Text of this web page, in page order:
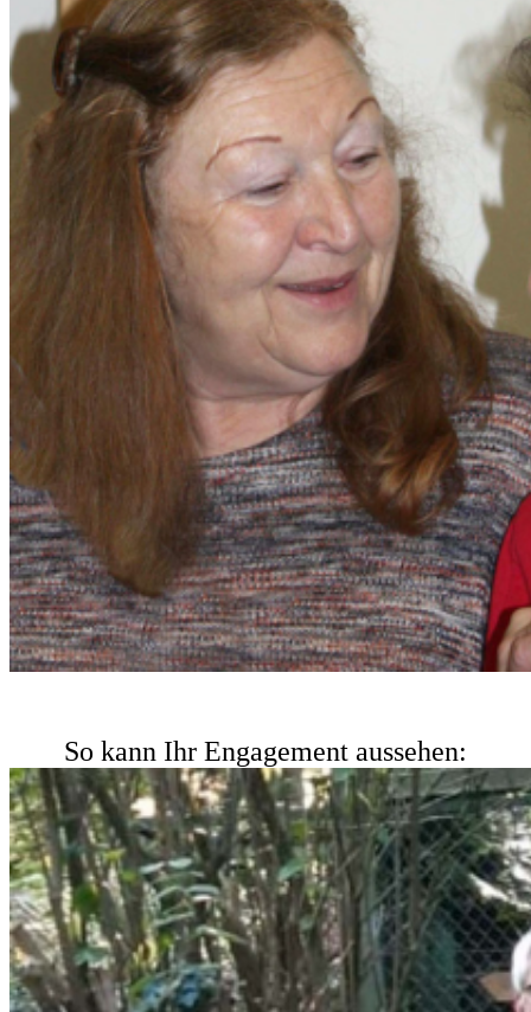
So kann Ihr Engagement aussehen: